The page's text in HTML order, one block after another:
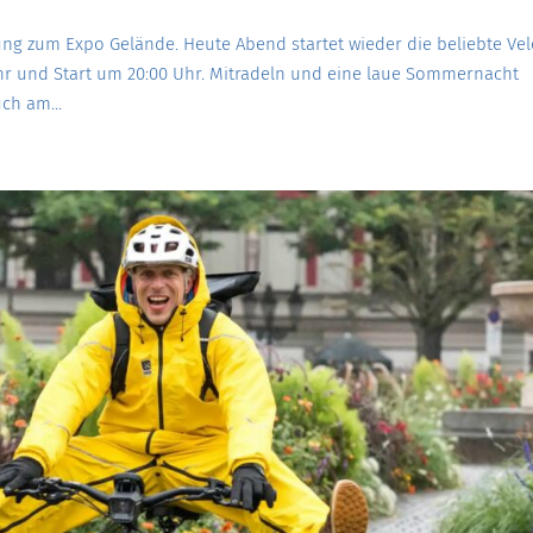
zum Expo Gelände. Heute Abend startet wieder die beliebte
und Start um 20:00 Uhr. Mitradeln und eine laue Sommernacht
am...